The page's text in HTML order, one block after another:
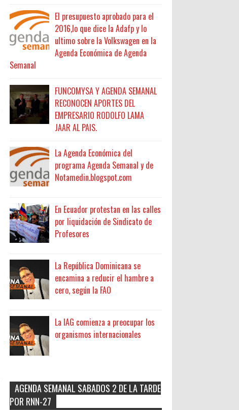
El presupuesto aprobado para el
2016,lo que dice la Adafp y lo
ultimo sobre la Volkswagen en la
Agenda Económica de Agenda
Semanal
FUNCOMYSA Y AGENDA SEMANAL
RECONOCEN APORTES DEL
EMPRESARIO RODOLFO LAMA
JAAR AL PAIS.
La Agenda Económica del
programa Agenda Semanal y de
Notamedin.blogspot.com
En Ecuador protestan en las calles
por liquidación de Sindicato de
Profesores
La República Dominicana se
encamina a reducir el hambre a
cero, según la FAO
La IAG comienza a preocupar los
organismos internacionales
AGENDA SEMANAL SABADOS 2 DE LA TARDE
POR RNN-27